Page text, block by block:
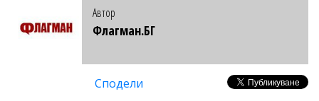
Автор
Флагман.БГ
Сподели